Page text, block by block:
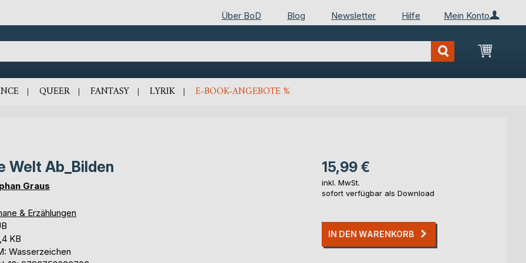
Mein Konto
Über BoD Blog Newsletter Hilfe
Mein
QUEER FANTASY LYRIK E-BOOK-ANGEBOTE %
Welt Ab_Bilden
Graus
& Erzählungen
KB
Wasserzeichen
15,99 €
inkl. MwSt.
sofort verfügbar als Download
IN DEN WARENKORB